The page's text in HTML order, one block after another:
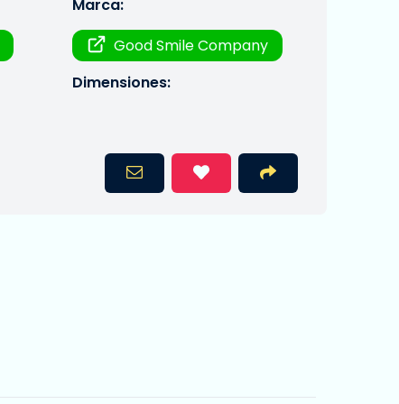
Marca:
Good Smile Company
Dimensiones: